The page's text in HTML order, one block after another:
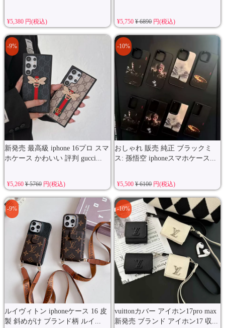
¥5,380 円(税込) ¥5,750¥ 6890円(税込)
新発売 最高級 iphone 16プロ スマ
ホケース かわいい 評判 gucci...
-9%
¥5,260 ¥ 5760円(税込)
おしゃれ 販売 純正 ブラックミ
ス: 孫悟空 iphoneスマホケース...
-10%
¥5,500¥ 6100円(税込)
ルイヴィトン iphoneケース 16 皮
製 斜めがけ ブランド柄 ルイ...
-9%
vuittonカバー アイホン17pro max
新発売 ブランド アイホン17 収...
-10%